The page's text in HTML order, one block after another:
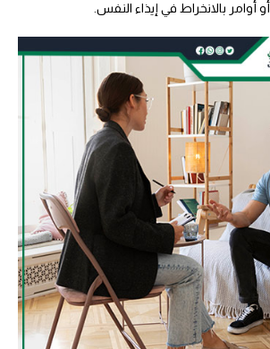
أوامر بالانخراط في إيذاء النفس.